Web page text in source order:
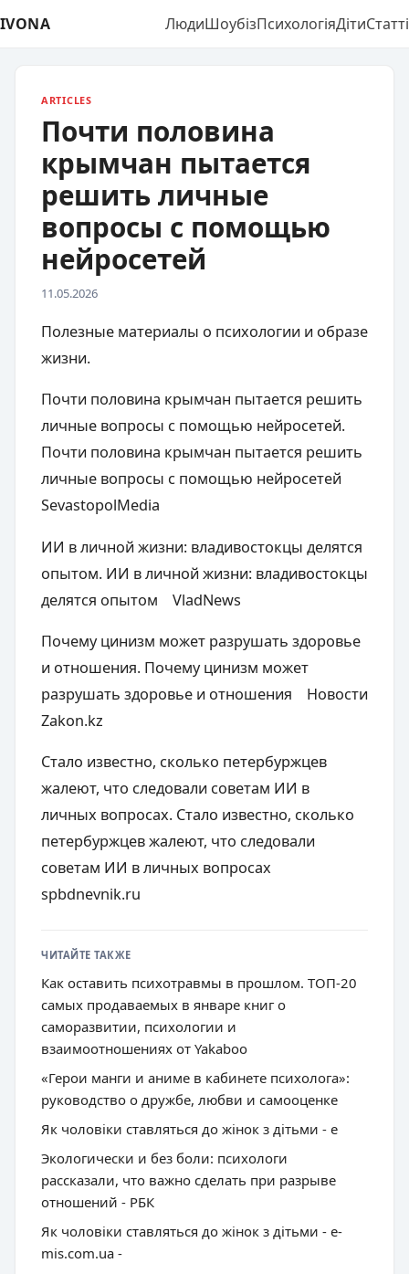
IVONA ЛюдиШоубізПсихологіяДітиСтатті
ARTICLES
Почти половина
крымчан пытается
решить личные
вопросы с помощью
нейросетей
11.05.2026
Полезные материалы о психологии и образе
жизни.
Почти половина крымчан пытается решить
личные вопросы с помощью нейросетей.
Почти половина крымчан пытается решить
личные вопросы с помощью нейросетей
SevastopolMedia
ИИ в личной жизни: владивостокцы делятся
опытом. ИИ в личной жизни: владивостокцы
делятся опытом VladNews
Почему цинизм может разрушать здоровье
и отношения. Почему цинизм может
разрушать здоровье и отношения Новости
Zakon.kz
Стало известно, сколько петербуржцев
жалеют, что следовали советам ИИ в
личных вопросах. Стало известно, сколько
петербуржцев жалеют, что следовали
советам ИИ в личных вопросах
spbdnevnik.ru
ЧИТАЙТЕ ТАКЖЕ
Как оставить психотравмы в прошлом. ТОП-20
самых продаваемых в январе книг о
саморазвитии, психологии и
взаимоотношениях от Yakaboo
«Герои манги и аниме в кабинете психолога»:
руководство о дружбе, любви и самооценке
Як чоловіки ставляться до жінок з дітьми - e
Экологически и без боли: психологи
рассказали, что важно сделать при разрыве
отношений - РБК
Як чоловіки ставляться до жінок з дітьми - e-
mis.com.ua -